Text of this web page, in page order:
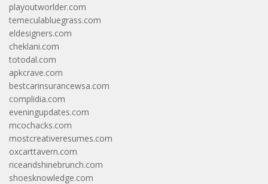
playoutworlder.com
temeculabluegrass.com
eldesigners.com
cheklani.com
totodal.com
apkcrave.com
bestcarinsurancewsa.com
complidia.com
eveningupdates.com
mcochacks.com
mostcreativeresumes.com
oxcarttavern.com
riceandshinebrunch.com
shoesknowledge.com